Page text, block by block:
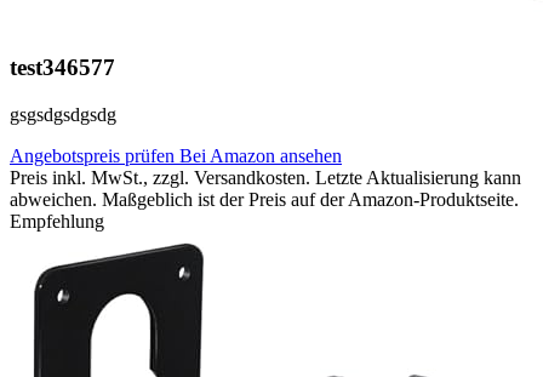
test346577
gsgsdgsdgsdg
Angebotspreis prüfen Bei Amazon ansehen
Preis inkl. MwSt., zzgl. Versandkosten. Letzte Aktualisierung kann
abweichen. Maßgeblich ist der Preis auf der Amazon-Produktseite.
Empfehlung